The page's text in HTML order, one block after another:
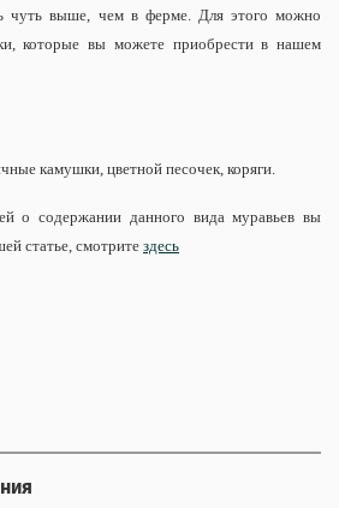
чуть выше, чем в ферме. Для этого можно
которые вы можете приобрести в нашем
камушки, цветной песочек, коряги.
о содержании данного вида муравьев вы
статье, смотрите здесь